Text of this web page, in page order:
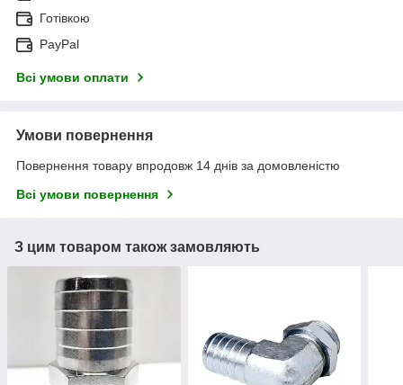
Готівкою
PayPal
Всі умови оплати
Умови повернення
Повернення товару впродовж 14 днів за домовленістю
Всі умови повернення
З цим товаром також замовляють